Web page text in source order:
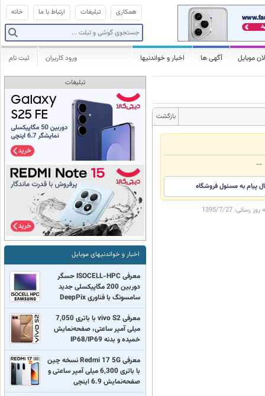
خانه ارتباط با ما تبلیغات همکاری
موبایل آگهی ها اخبار و خواندنیها ثبت نام ورود کاربران
بازگشت
--
پیام به مسئول فروشگاه
روز رسانی: 1395/7/27
تبلیغات
اخبار و خواندنیهای موبایل
معرفی ISOCELL-HPC حسگر
دوربین 200 مگاپیکسلی جدید
سامسونگ با فناوری DeepPix
معرفی vivo S2 با باتری 7,050
میلی آمپر ساعتی، صفحه‌نمایش
خمیده و بدنه IP68/IP69
معرفی Redmi 17 5G نسخه چین
با باتری 6,300 میلی آمپر ساعتی و
صفحه‌نمایش 6.9 اینچی